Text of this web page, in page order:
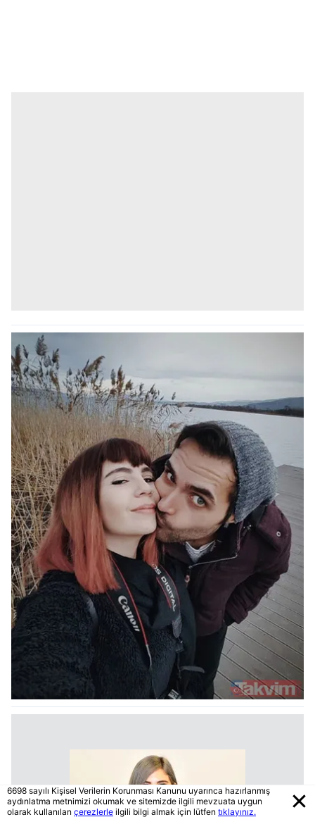
6698 sayılı Kişisel Verilerin Korunması Kanunu uyarınca hazırlanmış
aydınlatma metnimizi okumak ve sitemizde ilgili mevzuata uygun
olarak kullanılan çerezlerle ilgili bilgi almak için lütfen tıklayınız.